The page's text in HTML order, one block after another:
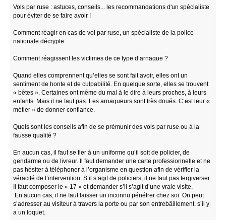
Vols par ruse : astuces, conseils... les recommandations d'un spécialiste
pour éviter de se faire avoir !
Comment réagir en cas de vol par ruse, un spécialiste de la police
nationale décrypte.
Comment réagissent les victimes de ce type d’arnaque ?
Quand elles comprennent qu’elles se sont fait avoir, elles ont un
sentiment de honte et de culpabilité. En quelque sorte, elles se trouvent
« bêtes ». Certaines ont même du mal à le dire à leurs proches, à leurs
enfants. Mais il ne faut pas. Les arnaqueurs sont très doués. C’est leur «
métier » de donner confiance.
Quels sont les conseils afin de se prémunir des vols par ruse ou à la
fausse qualité ?
En aucun cas, il faut se fier à un uniforme qu’il soit de policier, de
gendarme ou de livreur. Il faut demander une carte professionnelle et ne
pas hésiter à téléphoner à l’organisme en question afin de vérifier la
véracité de l’intervention. S’il s’agit de policiers, il ne faut pas tergiverser.
Il faut composer le « 17 » et demander s’il s’agit d’une vraie visite.
En aucun cas, il ne faut laisser un inconnu pénétrer chez soi. On peut
s’adresser au visiteur à travers la porte ou par son entrebâillement, s’il y
a un loquet.